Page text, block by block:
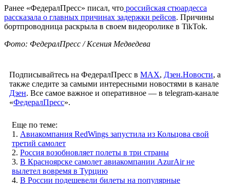
Ранее «ФедералПресс» писал, что российская стюардесса
рассказала о главных причинах задержки рейсов. Причины
бортпроводница раскрыла в своем видеоролике в TikTok.
Фото: ФедералПресс / Ксения Медведева
Подписывайтесь на ФедералПресс в МАХ, Дзен.Новости, а
также следите за самыми интересными новостями в канале
Дзен. Все самое важное и оперативное — в telegram-канале
«ФедералПресс».
Еще по теме:
1. Авиакомпания RedWings запустила из Кольцова свой
третий самолет
2. Россия возобновляет полеты в три страны
3. В Красноярске самолет авиакомпании AzurAir не
вылетел вовремя в Турцию
4. В России подешевели билеты на популярные